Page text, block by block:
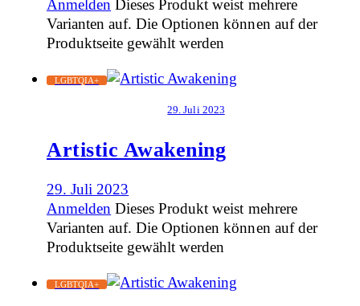
Anmelden Dieses Produkt weist mehrere
Varianten auf. Die Optionen können auf der
Produktseite gewählt werden
LGBTQIA+
29. Juli 2023
Artistic Awakening
29. Juli 2023
Anmelden Dieses Produkt weist mehrere
Varianten auf. Die Optionen können auf der
Produktseite gewählt werden
LGBTQIA+